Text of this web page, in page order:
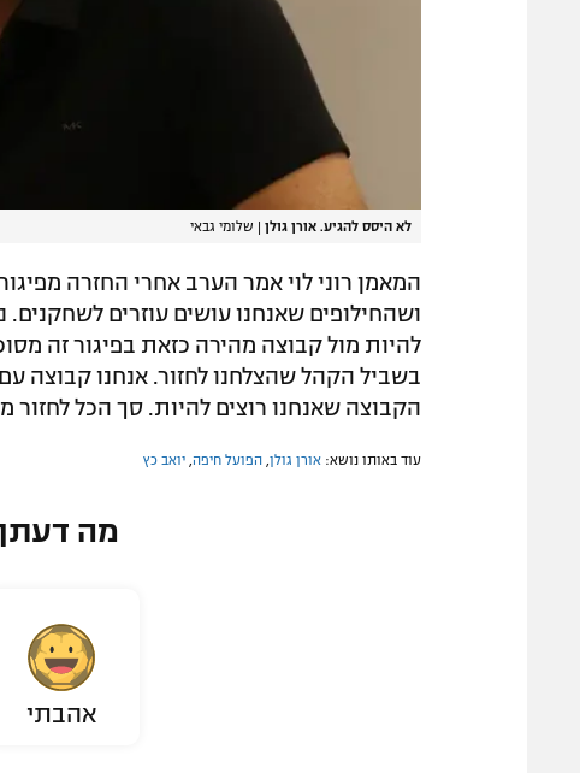
לא היסס להגיע. אורן גולן | שלומי גבאי
ושהחילופים שאנחנו עושים עוזרים לשחקנים.
בשביל הקהל שהצלחנו לחזור. אנחנו קבוצה
הקבוצה שאנחנו רוצים להיות. סך הכל לחזור
עוד באותו נושא: אורן גולן הפועל חיפה יואב כץ
מה
אהבתי